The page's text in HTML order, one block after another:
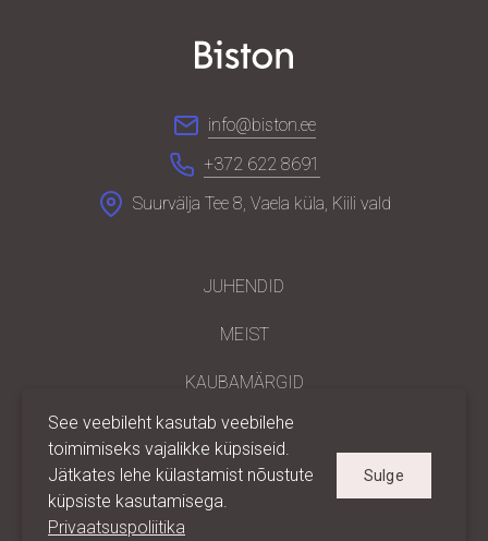
info@biston.ee
+372 622 8691
Suurvälja Tee 8, Vaela küla, Kiili vald
JUHENDID
MEIST
KAUBAMÄRGID
PARTNERILE
KONTAKT
See veebileht kasutab veebilehe
toimimiseks vajalikke küpsiseid.
Jätkates lehe külastamist nõustute
küpsiste kasutamisega.
Privaatsuspoliitika
Sulge